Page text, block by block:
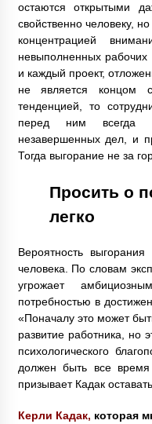
остаются открытыми
свойственно человеку,
концентрацией
невыполненных рабочих
и каждый проект,
не является концом
тенденцией, то
перед ним всегда
незавершенных дел, и
Тогда выгорание не за
Просить о
легко
Вероятность
человека. По словам
угрожает
потребностью в
«Поначалу это может
развитие работника, но
психологического
должен быть все
призывает Кадак
Керли Кадак, которая